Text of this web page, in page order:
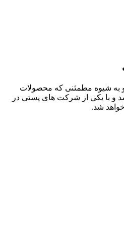
شیوه مطمئنی که محصولات
و با یکی از شرکت های پستی در
شد.